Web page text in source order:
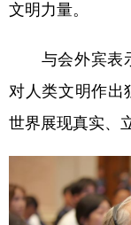
陕西
新疆
多语种频道
Русский
文明力量。
与会外宾表示
对人类文明作出
世界展现真实、